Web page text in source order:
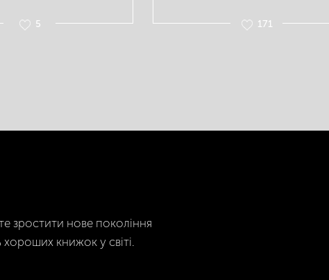
5 171
зростити нове покоління
хороших книжок у світі.